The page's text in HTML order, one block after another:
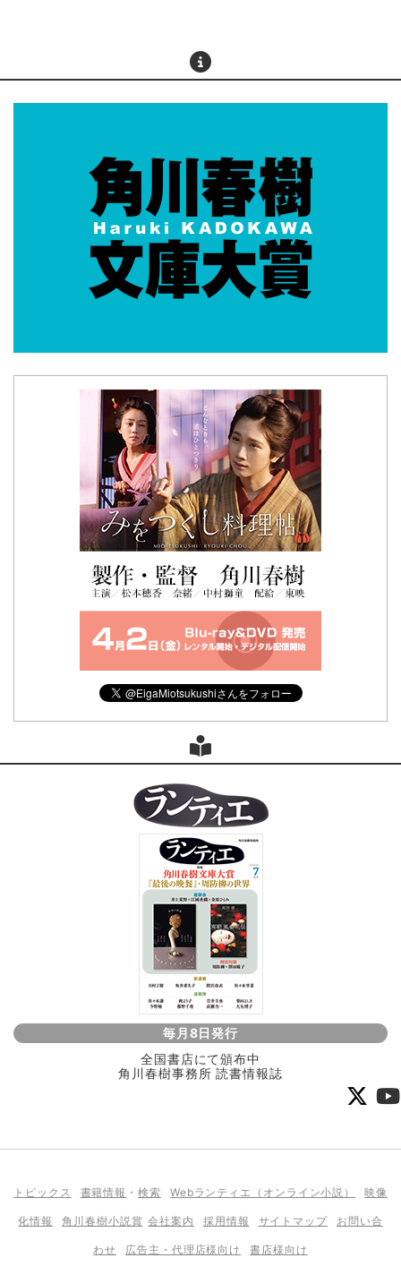
毎月8日発行
全国書店にて頒布中
角川春樹事務所 読書情報誌
トピックス 書籍情報 ・検索 Webランティエ（オンライン小説） 映像
化情報 角川春樹小説賞 会社案内 採用情報 サイトマップ お問い合
わせ 広告主・代理店様向け 書店様向け